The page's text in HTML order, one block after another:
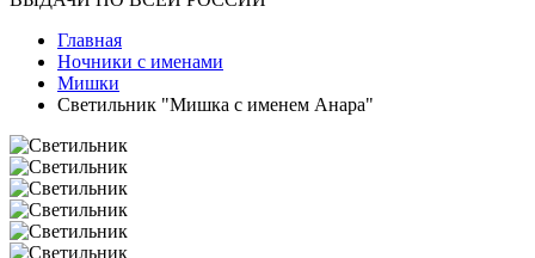
Главная
Ночники с именами
Мишки
Светильник "Мишка с именем Анара"